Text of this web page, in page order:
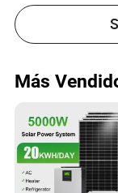
No, el juego era
jugado
públicas y
¿Cómo afectó la
Demostró que
grandes
profesionales
Más